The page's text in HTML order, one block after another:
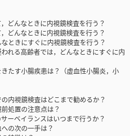
んなときに内視鏡検査を行う？
んなときに内視鏡検査を行う？
きにすぐに内視鏡検査を行う？
る高齢者では，どんなときにすぐに内
す小腸疾患は？（虚血性小腸炎，小
視鏡検査はどこまで勧めるか？
置の注意点は？
ベイランスはいつまで行うか？
次の一手は？